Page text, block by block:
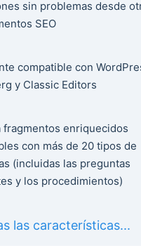
sin problemas desde
SEO
compatible con
y Classic Editors
fragmentos enriquecidos
con más de 20 tipos de
(incluidas las preguntas
y los procedimientos)
las características...